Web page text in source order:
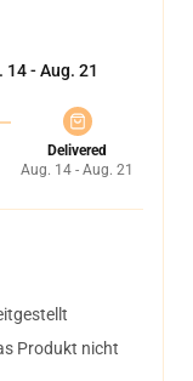
14 - Aug. 21
Delivered
Aug. 14 - Aug. 21
Produkt nicht